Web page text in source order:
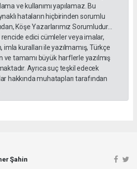
ve kullanımı yapılamaz. Bu
hataların hiçbirinden sorumlu
Köşe Yazarlarımız Sorumludur...
rencide edici cümleler veya imalar,
imla kuralları ile yazılmamış, Türkçe
ve tamamı büyük harflerle yazılmış
Ayrıca suç teşkil edecek
hakkında muhatapları tarafından
Şahin